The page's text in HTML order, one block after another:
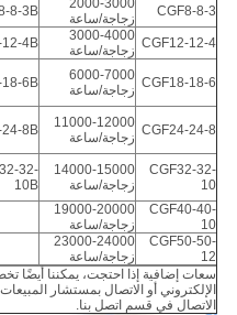
CGF8-8-3
2000-3000
زجاجة/ساعة
8-3B
CGF12-12-4
3000-4000
زجاجة/ساعة
4B
CGF18-18-6
6000-7000
زجاجة/ساعة
6B
CGF24-24-8
11000-12000
زجاجة/ساعة
8B
CGF32-32-
10
14000-15000
زجاجة/ساعة
32-
10B
CGF40-40-
10
19000-20000
زجاجة/ساعة
CGF50-50-
12
23000-24000
زجاجة/ساعة
سعات إضافية إذا احتجت، يمكننا أيضًا
الإلكتروني أو الاتصال بمستشار
الاتصال في قسم اتصل بنا.